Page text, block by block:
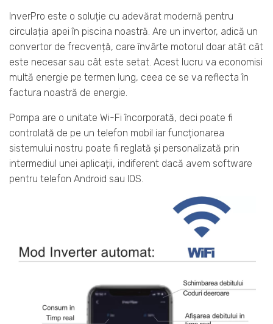
InverPro este o soluție cu adevărat modernă pentru
circulația apei în piscina noastră. Are un invertor, adică un
convertor de frecvență, care învârte motorul doar atât cât
este necesar sau cât este setat. Acest lucru va economisi
multă energie pe termen lung, ceea ce se va reflecta în
factura noastră de energie.
Pompa are o unitate Wi-Fi încorporată, deci poate fi
controlată de pe un telefon mobil iar funcționarea
sistemului nostru poate fi reglată și personalizată prin
intermediul unei aplicații, indiferent dacă avem software
pentru telefon Android sau IOS.